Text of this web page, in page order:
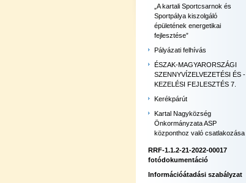
„A kartali Sportcsarnok és
Sportpálya kiszolgáló
épületének energetikai
fejlesztése”
Pályázati felhívás
ÉSZAK-MAGYARORSZÁGI
SZENNYVÍZELVEZETÉSI ÉS -
KEZELÉSI FEJLESZTÉS 7.
Kerékpárút
Kartal Nagyközség
Önkormányzata ASP
központhoz való csatlakozása
RRF-1.1.2-21-2022-00017
fotódokumentáció
Információátadási szabályzat